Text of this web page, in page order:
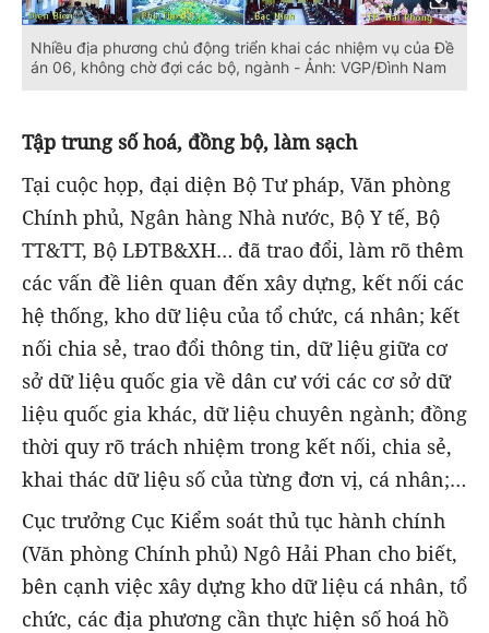
Nhiều địa phương chủ động triển khai các nhiệm vụ của Đề
án 06, không chờ đợi các bộ, ngành - Ảnh: VGP/Đình Nam
Tập trung số hoá, đồng bộ, làm sạch
Tại cuộc họp, đại diện Bộ Tư pháp, Văn phòng
Chính phủ, Ngân hàng Nhà nước, Bộ Y tế, Bộ
TT&TT, Bộ LĐTB&XH… đã trao đổi, làm rõ thêm
các vấn đề liên quan đến xây dựng, kết nối các
hệ thống, kho dữ liệu của tổ chức, cá nhân; kết
nối chia sẻ, trao đổi thông tin, dữ liệu giữa cơ
sở dữ liệu quốc gia về dân cư với các cơ sở dữ
liệu quốc gia khác, dữ liệu chuyên ngành; đồng
thời quy rõ trách nhiệm trong kết nối, chia sẻ,
khai thác dữ liệu số của từng đơn vị, cá nhân;…
Cục trưởng Cục Kiểm soát thủ tục hành chính
(Văn phòng Chính phủ) Ngô Hải Phan cho biết,
bên cạnh việc xây dựng kho dữ liệu cá nhân, tổ
chức, các địa phương cần thực hiện số hoá hồ